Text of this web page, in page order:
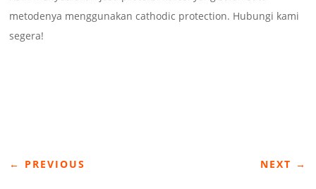
metodenya menggunakan cathodic protection. Hubungi kami
segera!
← PREVIOUS NEXT →